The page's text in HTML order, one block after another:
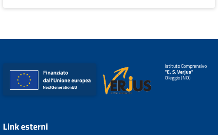
Istituto Comprensivo
"E. S. Verjus"
Oleggio (NO)
Link esterni